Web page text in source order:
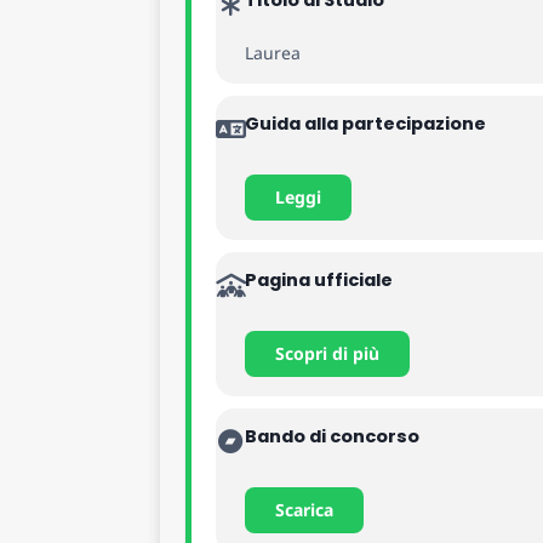
– 1 posto di tecnico di
Laurea
Guida alla partecipazione
Leggi
Pagina ufficiale
Scopri di più
Bando di concorso
Scarica